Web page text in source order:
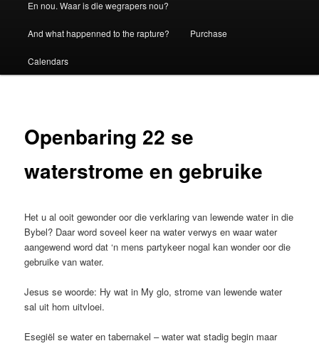
En nou. Waar is die wegrapers nou?
And what happenned to the rapture? Purchase
Calendars
Openbaring 22 se
waterstrome en gebruike
Het u al ooit gewonder oor die verklaring van lewende water in die
Bybel? Daar word soveel keer na water verwys en waar water
aangewend word dat ‘n mens partykeer nogal kan wonder oor die
gebruike van water.
Jesus se woorde: Hy wat in My glo, strome van lewende water
sal uit hom uitvloei.
Esegiël se water en tabernakel – water wat stadig begin maar